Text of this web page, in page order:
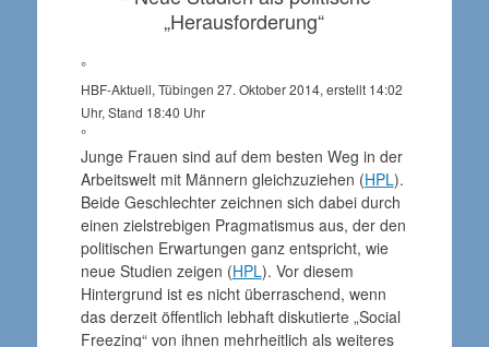
„Herausforderung“
°
HBF-Aktuell, Tübingen 27. Oktober 2014, erstellt 14:02
Uhr, Stand 18:40 Uhr
°
Junge Frauen sind auf dem besten Weg in der
Arbeitswelt mit Männern gleichzuziehen (HPL).
Beide Geschlechter zeichnen sich dabei durch
einen zielstrebigen Pragmatismus aus, der den
politischen Erwartungen ganz entspricht, wie
neue Studien zeigen (HPL). Vor diesem
Hintergrund ist es nicht überraschend, wenn
das derzeit öffentlich lebhaft diskutierte „Social
Freezing“ von ihnen mehrheitlich als weiteres